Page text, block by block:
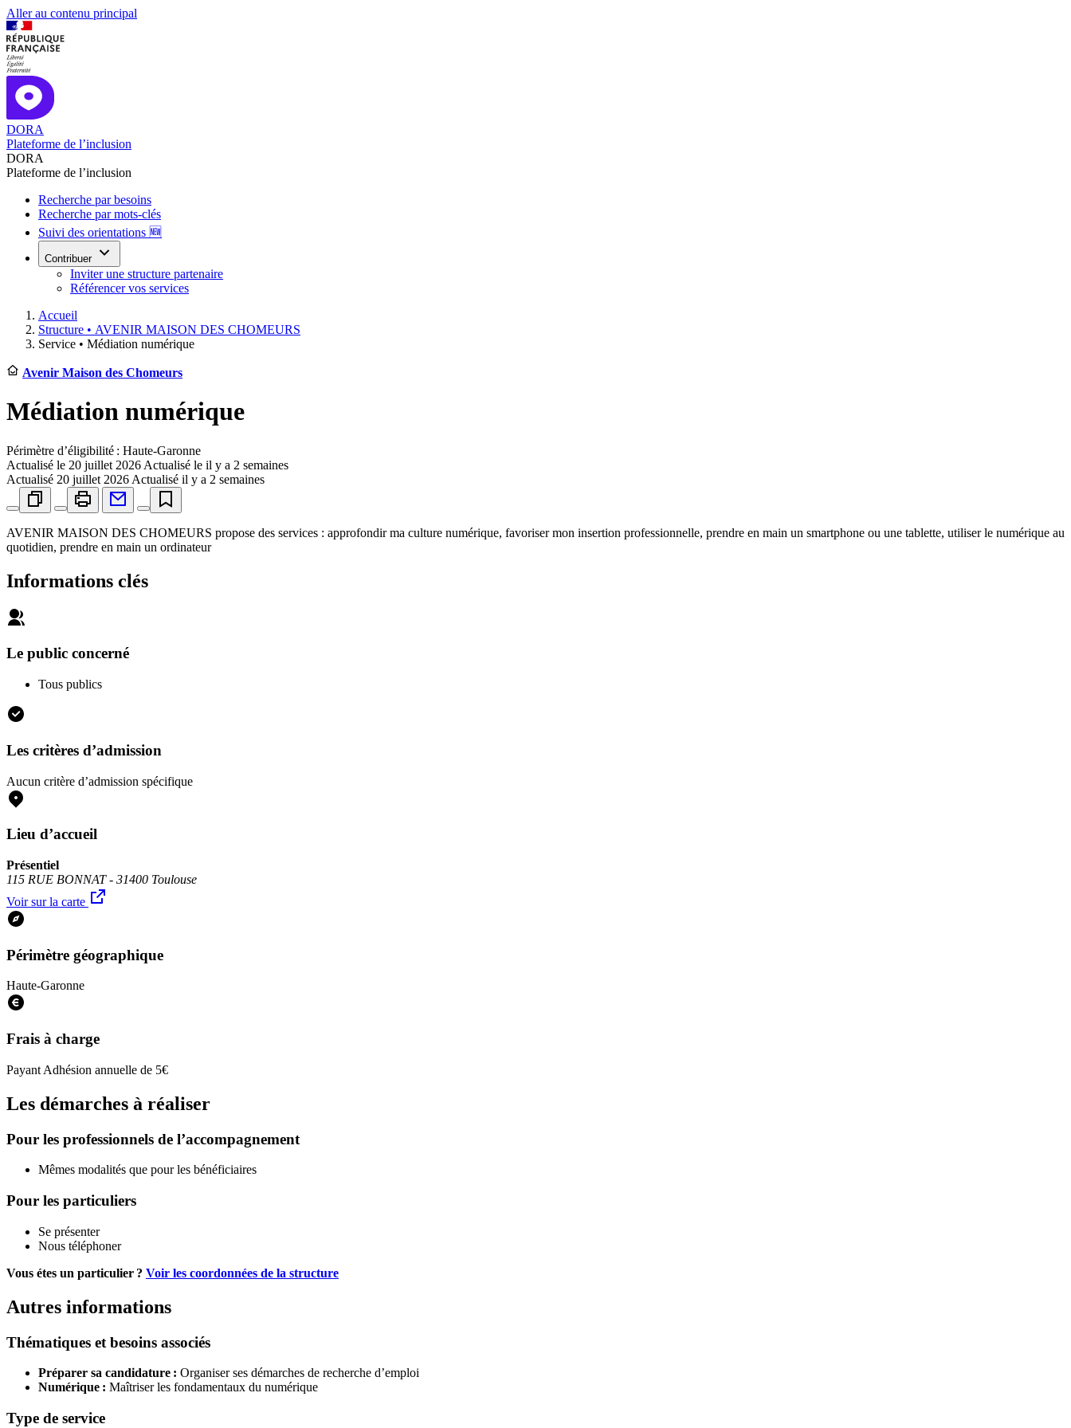
Aller au contenu principal
DORA
Plateforme de l’inclusion
DORA
Plateforme de l’inclusion
Recherche par besoins
Recherche par mots-clés
Suivi des orientations 🆕
Contribuer
Inviter une structure partenaire
Référencer vos services
Accueil
Structure • AVENIR MAISON DES CHOMEURS
Service • Médiation numérique
Avenir Maison des Chomeurs
Médiation numérique
Périmètre d’éligibilité : Haute-Garonne
Actualisé le 20 juillet 2026 Actualisé le il y a 2 semaines
Actualisé 20 juillet 2026 Actualisé il y a 2 semaines
AVENIR MAISON DES CHOMEURS propose des services : approfondir ma culture numérique, favoriser mon insertion professionnelle, prendre en main un smartphone ou une tablette, utiliser le numérique au
quotidien, prendre en main un ordinateur
Informations clés
Le public concerné
Tous publics
Les critères d’admission
Aucun critère d’admission spécifique
Lieu d’accueil
Présentiel
115 RUE BONNAT - 31400 Toulouse
Voir sur la carte
Périmètre géographique
Haute-Garonne
Frais à charge
Payant Adhésion annuelle de 5€
Les démarches à réaliser
Pour les professionnels de l’accompagnement
Mêmes modalités que pour les bénéficiaires
Pour les particuliers
Se présenter
Nous téléphoner
Vous étes un particulier ? Voir les coordonnées de la structure
Autres informations
Thématiques et besoins associés
Préparer sa candidature : Organiser ses démarches de recherche d’emploi
Numérique : Maîtriser les fondamentaux du numérique
Type de service